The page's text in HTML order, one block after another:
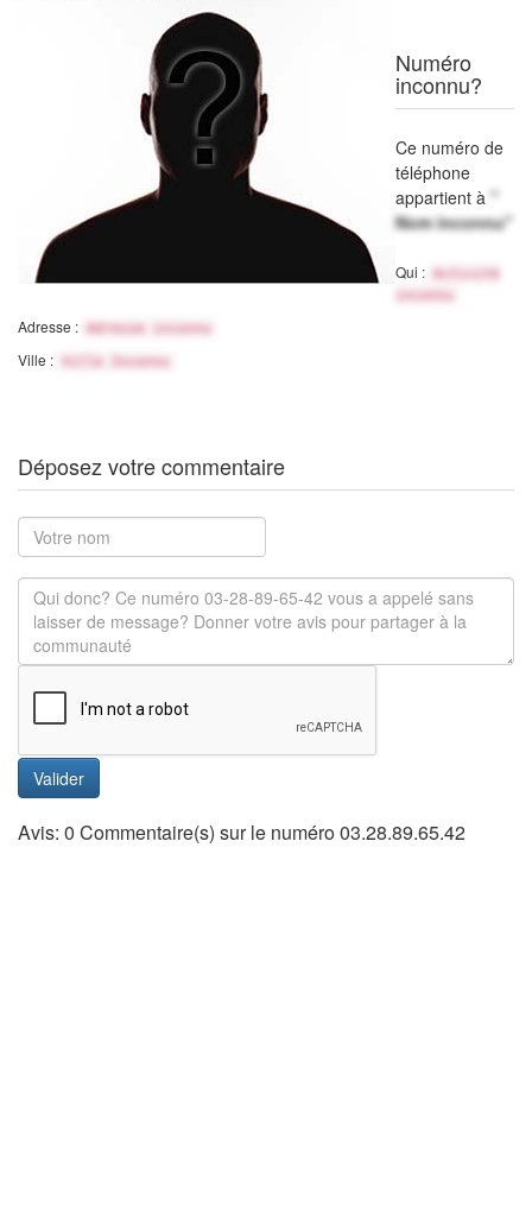
Numéro
inconnu?
Ce numéro de
téléphone
appartient à "
Nom inconnu"
Qui :
Activité
inconnu
Adresse : Adresse inconnu
Ville : Ville Inconnu
Déposez votre commentaire
Valider
Avis: 0 Commentaire(s) sur le numéro 03.28.89.65.42